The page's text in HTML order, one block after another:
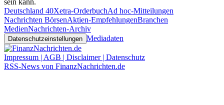
sein kann.
Deutschland 40Xetra-OrderbuchAd hoc-Mitteilungen
Nachrichten BörsenAktien-EmpfehlungenBranchen
MedienNachrichten-Archiv
Datenschutzeinstellungen Mediadaten
Impressum | AGB | Disclaimer | Datenschutz
RSS-News von FinanzNachrichten.de